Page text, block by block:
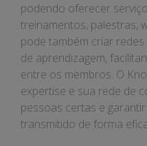
podendo oferecer
treinamentos, palestras,
pode também criar
de aprendizagem,
entre os membros. O
expertise e sua rede de
pessoas certas e
transmitido de forma